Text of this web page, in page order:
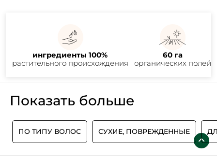
ингредиенты 100%
растительного происхождения
60 га
органических полей
Показать больше
ПО ТИПУ ВОЛОС СУХИЕ, ПОВРЕЖДЕННЫЕ